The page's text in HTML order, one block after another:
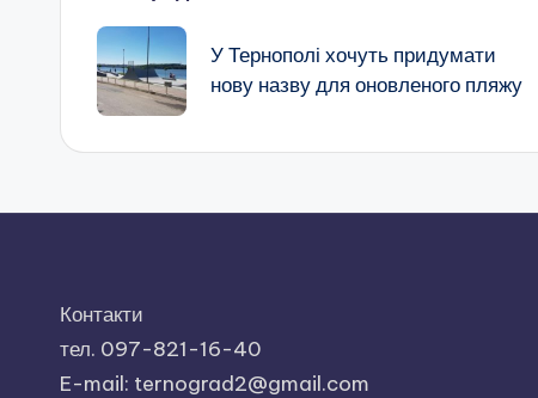
по
запису
У Тернополі хочуть придумати
нову назву для оновленого пляжу
Контакти
тел. 097-821-16-40
E-mail: ternograd2@gmail.com